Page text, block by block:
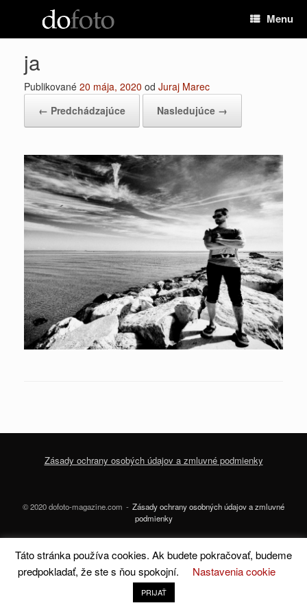
Menu
ja
Publikované 20 mája, 2020 od Juraj Marec
← Predchádzajúce
Nasledujúce →
Zásady ochrany osobých údajov a zmluvné podmienky
© 2020 dofoto-magazine.com
Zásady ochrany osobných údajov a zmluvné
podmienky
Táto stránka používa cookies. Ak budete pokračovať, budeme
predpokladať, že ste s ňou spokojní.
Nastavenia cookie
PRIJAŤ